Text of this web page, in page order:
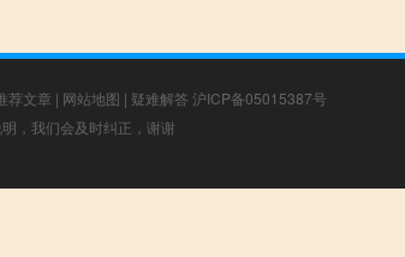
荐文章 | 网站地图 | 疑难解答 沪ICP备05015387号
，我们会及时纠正，谢谢